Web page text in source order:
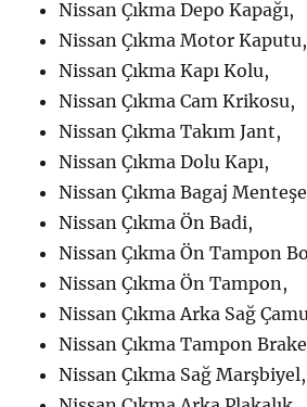
Nissan Çıkma Depo Kapağı,
Nissan Çıkma Motor Kaputu,
Nissan Çıkma Kapı Kolu,
Nissan Çıkma Cam Krikosu,
Nissan Çıkma Takım Jant,
Nissan Çıkma Dolu Kapı,
Nissan Çıkma Bagaj
Nissan Çıkma Ön Badi,
Nissan Çıkma Ön Tampon
Nissan Çıkma Ön Tampon,
Nissan Çıkma Arka Sağ
Nissan Çıkma Tampon
Nissan Çıkma Sağ Marşbiyel,